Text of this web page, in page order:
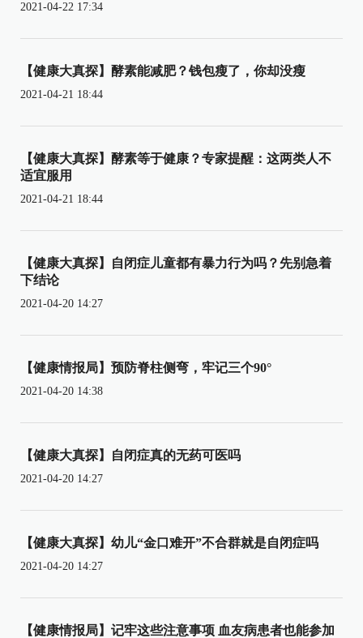
2021-04-22 17:34
【健康大真探】酵素能减肥？钱包瘦了，你却没瘦
2021-04-21 18:44
【健康大真探】酵素等于健康？专家提醒：这两类人不
适宜服用
2021-04-21 18:44
【健康大真探】自闭症儿童都有暴力行为吗？先别急着
下结论
2021-04-20 14:27
【健康情报局】预防脊柱侧弯，牢记三个90°
2021-04-20 14:38
【健康大真探】自闭症真的无药可医吗
2021-04-20 14:27
【健康大真探】幼儿“金口难开”不合群就是自闭症吗
2021-04-20 14:27
【健康情报局】记牢这些注意事项 血友病患者也能参加